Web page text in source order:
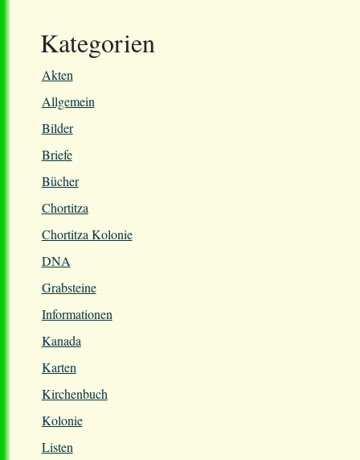
Kategorien
Akten
Allgemein
Bilder
Briefe
Bücher
Chortitza
Chortitza Kolonie
DNA
Grabsteine
Informationen
Kanada
Karten
Kirchenbuch
Kolonie
Listen